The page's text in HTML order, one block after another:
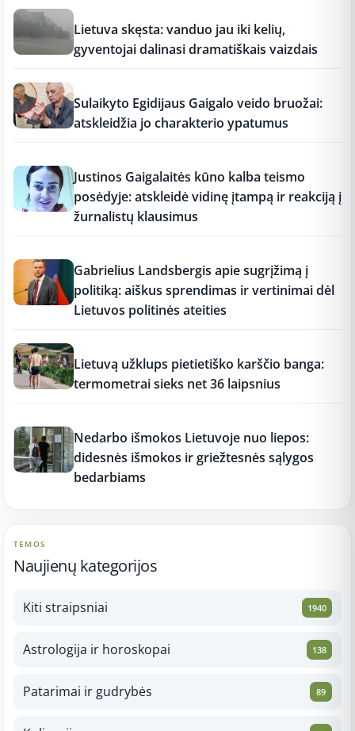
Lietuva skęsta: vanduo jau iki kelių,
gyventojai dalinasi dramatiškais vaizdais
Sulaikyto Egidijaus Gaigalo veido bruožai:
atskleidžia jo charakterio ypatumus
Justinos Gaigalaitės kūno kalba teismo
posėdyje: atskleidė vidinę įtampą ir reakciją į
žurnalistų klausimus
Gabrielius Landsbergis apie sugrįžimą į
politiką: aiškus sprendimas ir vertinimai dėl
Lietuvos politinės ateities
Lietuvą užklups pietietiško karščio banga:
termometrai sieks net 36 laipsnius
Nedarbo išmokos Lietuvoje nuo liepos:
didesnės išmokos ir griežtesnės sąlygos
bedarbiams
TEMOS
Naujienų kategorijos
Kiti straipsniai 1940
Astrologija ir horoskopai 138
Patarimai ir gudrybės 89